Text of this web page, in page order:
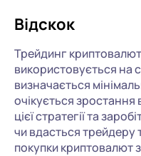
Відскок
Трейдинг криптовалют
використовується на
визначається
очікується зростання
цієї стратегії та
чи вдасться
покупки криптовалют